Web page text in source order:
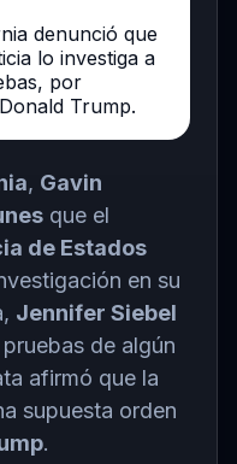
denunció que
lo investiga a
por
Trump.
, Gavin
que el
de Estados
en su
Jennifer Siebel
de algún
afirmó que la
supuesta orden
.